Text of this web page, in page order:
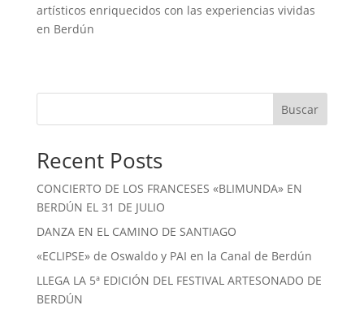
artísticos enriquecidos con las experiencias vividas
en Berdún
Buscar
Recent Posts
CONCIERTO DE LOS FRANCESES «BLIMUNDA» EN
BERDÚN EL 31 DE JULIO
DANZA EN EL CAMINO DE SANTIAGO
«ECLIPSE» de Oswaldo y PAI en la Canal de Berdún
LLEGA LA 5ª EDICIÓN DEL FESTIVAL ARTESONADO DE
BERDÚN